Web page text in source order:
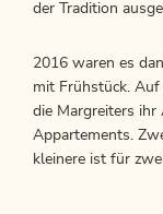
der Tradition
2016 waren es
mit Frühstück.
die Margreiters
Appartements.
kleinere ist für